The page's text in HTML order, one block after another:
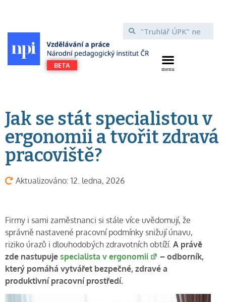
Jak se stát specialistou v
ergonomii a tvořit zdravá
pracoviště?
Aktualizováno: 12. ledna, 2026
Firmy i sami zaměstnanci si stále více uvědomují, že
správně nastavené pracovní podmínky snižují únavu,
riziko úrazů i dlouhodobých zdravotních obtíží. A právě
zde nastupuje specialista v ergonomii
– odborník,
který pomáhá vytvářet bezpečné, zdravé a
produktivní pracovní prostředí.